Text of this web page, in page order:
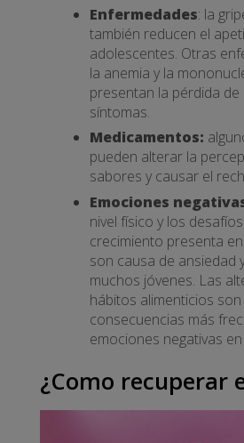
Enfermedades: la
también reducen el
adolescentes. Otras
la anemia y la
presentan la pérdida
síntomas.
Medicamentos:
pueden alterar la
sabores y causar el
Emociones
nivel físico y los
crecimiento presenta
son causa de ansiedad
muchos jóvenes. Las
hábitos alimenticios son
consecuencias más
emociones negativas
¿Como recuperar